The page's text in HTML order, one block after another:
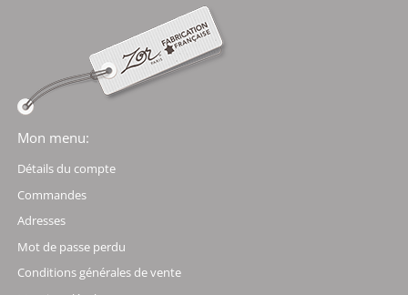
Mon menu:
Détails du compte
Commandes
Adresses
Mot de passe perdu
Conditions générales de vente